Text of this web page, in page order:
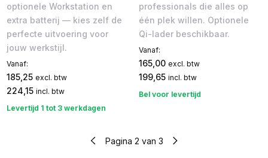
optionele Workstation en
extra batterij — kies zelf de
perfecte uitvoering voor
jouw werkstijl.
Vanaf:
185,25 excl. btw
224,15 incl. btw
Levertijd 1 tot 3 werkdagen
professionals die alles op
één plek willen. Optionele
Qi-lader beschikbaar.
Vanaf:
165,00 excl. btw
199,65 incl. btw
Bel voor levertijd
Pagina 2 van 3